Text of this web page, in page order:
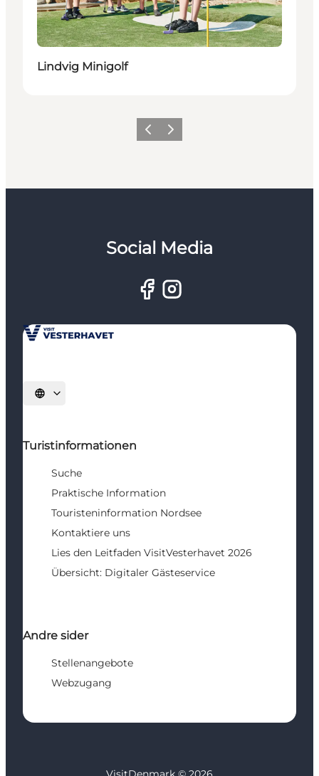
Lindvig Minigolf
ZurückWeiter
Social Media
Sprache auswählen
Turistinformationen
Suche
Praktische Information
Touristeninformation Nordsee
Kontaktiere uns
Lies den Leitfaden VisitVesterhavet 2026
Übersicht: Digitaler Gästeservice
Andre sider
Stellenangebote
Webzugang